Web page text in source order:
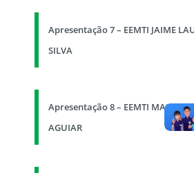
Apresentação 7 – EEMTI JAIME
SILVA
Apresentação 8 – EEMTI MARIA
AGUIAR